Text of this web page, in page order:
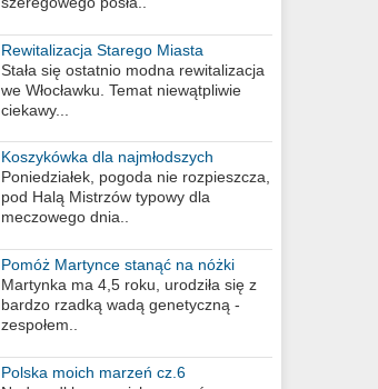
Rewitalizacja Starego Miasta
Stała się ostatnio modna rewitalizacja
we Włocławku. Temat niewątpliwie
ciekawy...
Koszykówka dla najmłodszych
Poniedziałek, pogoda nie rozpieszcza,
pod Halą Mistrzów typowy dla
meczowego dnia..
Pomóż Martynce stanąć na nóżki
Martynka ma 4,5 roku, urodziła się z
bardzo rzadką wadą genetyczną -
zespołem..
Polska moich marzeń cz.6